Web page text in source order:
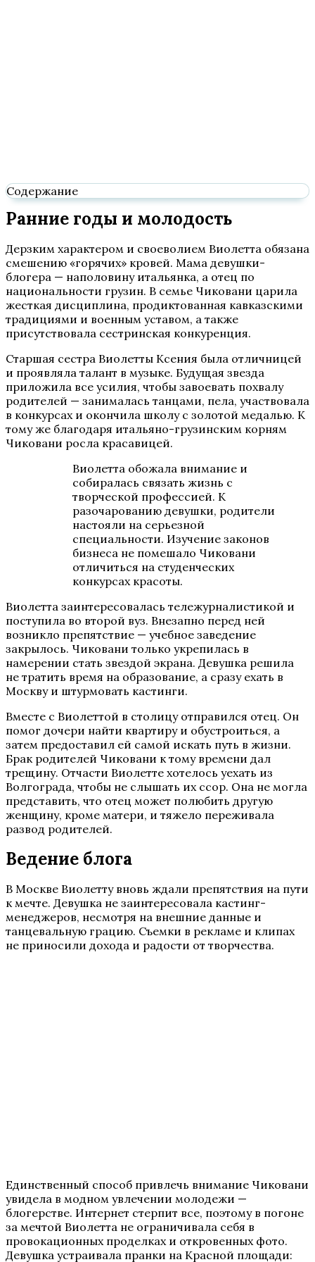
Содержание
Ранние годы и молодость
Дерзким характером и своеволием Виолетта обязана
смешению «горячих» кровей. Мама девушки-
блогера — наполовину итальянка, а отец по
национальности грузин. В семье Чиковани царила
жесткая дисциплина, продиктованная кавказскими
традициями и военным уставом, а также
присутствовала сестринская конкуренция.
Старшая сестра Виолетты Ксения была отличницей
и проявляла талант в музыке. Будущая звезда
приложила все усилия, чтобы завоевать похвалу
родителей — занималась танцами, пела, участвовала
в конкурсах и окончила школу с золотой медалью. К
тому же благодаря итальяно-грузинским корням
Чиковани росла красавицей.
Виолетта обожала внимание и
собиралась связать жизнь с
творческой профессией. К
разочарованию девушки, родители
настояли на серьезной
специальности. Изучение законов
бизнеса не помешало Чиковани
отличиться на студенческих
конкурсах красоты.
Виолетта заинтересовалась тележурналистикой и
поступила во второй вуз. Внезапно перед ней
возникло препятствие — учебное заведение
закрылось. Чиковани только укрепилась в
намерении стать звездой экрана. Девушка решила
не тратить время на образование, а сразу ехать в
Москву и штурмовать кастинги.
Вместе с Виолеттой в столицу отправился отец. Он
помог дочери найти квартиру и обустроиться, а
затем предоставил ей самой искать путь в жизни.
Брак родителей Чиковани к тому времени дал
трещину. Отчасти Виолетте хотелось уехать из
Волгограда, чтобы не слышать их ссор. Она не могла
представить, что отец может полюбить другую
женщину, кроме матери, и тяжело переживала
развод родителей.
Ведение блога
В Москве Виолетту вновь ждали препятствия на пути
к мечте. Девушка не заинтересовала кастинг-
менеджеров, несмотря на внешние данные и
танцевальную грацию. Съемки в рекламе и клипах
не приносили дохода и радости от творчества.
Единственный способ привлечь внимание Чиковани
увидела в модном увлечении молодежи —
блогерстве. Интернет стерпит все, поэтому в погоне
за мечтой Виолетта не ограничивала себя в
провокационных проделках и откровенных фото.
Девушка устраивала пранки на Красной площади: